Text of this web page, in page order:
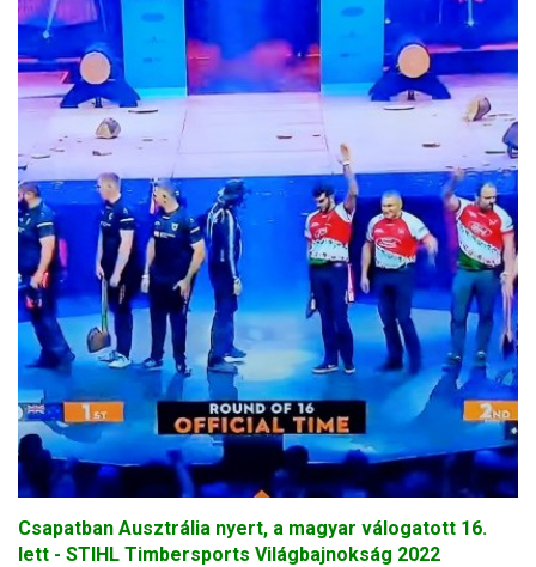
Csapatban Ausztrália nyert, a magyar válogatott 16.
lett - STIHL Timbersports Világbajnokság 2022